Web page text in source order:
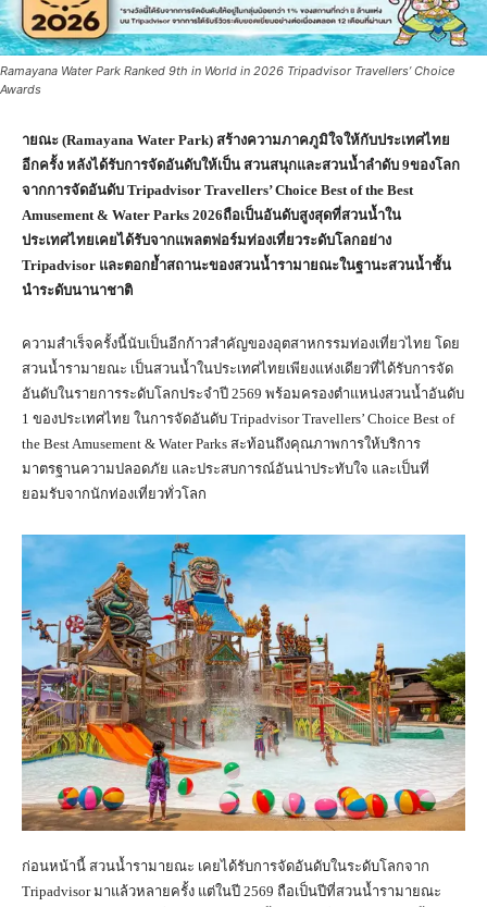
Ramayana Water Park Ranked 9th in World in 2026 Tripadvisor Travellers’ Choice
Awards
ายณะ (Ramayana Water Park) สร้างความภาคภูมิใจให้กับประเทศไทย
อีกครั้ง หลังได้รับการจัดอันดับให้เป็น สวนสนุกและสวนน้ำลำดับ 9ของโลก
จากการจัดอันดับ Tripadvisor Travellers’ Choice Best of the Best
Amusement & Water Parks 2026ถือเป็นอันดับสูงสุดที่สวนน้ำใน
ประเทศไทยเคยได้รับจากแพลตฟอร์มท่องเที่ยวระดับโลกอย่าง
Tripadvisor และตอกย้ำสถานะของสวนน้ำรามายณะในฐานะสวนน้ำชั้น
นำระดับนานาชาติ
ความสำเร็จครั้งนี้นับเป็นอีกก้าวสำคัญของอุตสาหกรรมท่องเที่ยวไทย โดย
สวนน้ำรามายณะ เป็นสวนน้ำในประเทศไทยเพียงแห่งเดียวที่ได้รับการจัด
อันดับในรายการระดับโลกประจำปี 2569 พร้อมครองตำแหน่งสวนน้ำอันดับ
1 ของประเทศไทย ในการจัดอันดับ Tripadvisor Travellers’ Choice Best of
the Best Amusement & Water Parks สะท้อนถึงคุณภาพการให้บริการ
มาตรฐานความปลอดภัย และประสบการณ์อันน่าประทับใจ และเป็นที่
ยอมรับจากนักท่องเที่ยวทั่วโลก
ก่อนหน้านี้ สวนน้ำรามายณะ เคยได้รับการจัดอันดับในระดับโลกจาก
Tripadvisor มาแล้วหลายครั้ง แต่ในปี 2569 ถือเป็นปีที่สวนน้ำรามายณะ